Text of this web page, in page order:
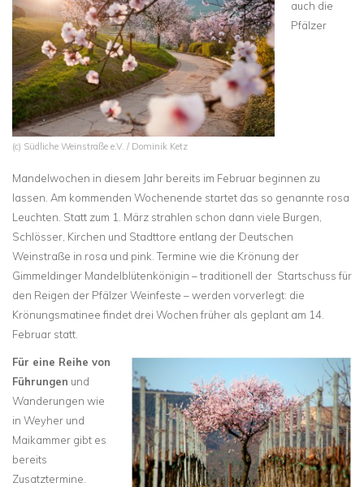
(c) Südliche Weinstraße e.V. / Dominik Ketz
auch die
Pfälzer
Mandelwochen in diesem Jahr bereits im Februar beginnen zu
lassen. Am kommenden Wochenende startet das so genannte rosa
Leuchten. Statt zum 1. März strahlen schon dann viele Burgen,
Schlösser, Kirchen und Stadttore entlang der Deutschen
Weinstraße in rosa und pink. Termine wie die Krönung der
Gimmeldinger Mandelblütenkönigin – traditionell der Startschuss für
den Reigen der Pfälzer Weinfeste – werden vorverlegt: die
Krönungsmatinee findet drei Wochen früher als geplant am 14.
Februar statt.
Für eine Reihe von
Führungen und
Wanderungen wie
in Weyher und
Maikammer gibt es
bereits
Zusatztermine.